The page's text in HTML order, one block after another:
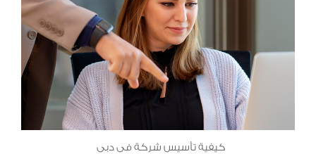
كيفية تأسيس شركة فى دبى